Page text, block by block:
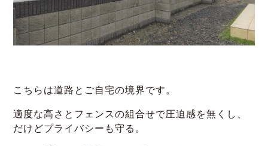
こちらは道路とご自宅の境界です。
適度な高さとフェンスの組合せで圧迫感を無くし、
だけどプライバシーも守る。